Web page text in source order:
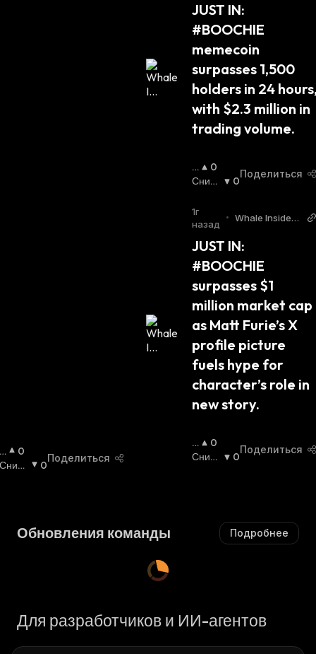
0
0
Поделиться
Ю
Щ
Й
С
Я
JUST IN:
#BOOCHIE
memecoin
surpasses 1,500
holders in 24
with $2.3 million in
trading volume.
П
О
Ы
Ш
Ю
Щ
Й
С
Я
0
Сниж
Йся
0
Поделиться
1г
назад
•
Whale Insider
JUST IN:
#BOOCHIE
surpasses $1
million market cap
as Matt Furie’s X
profile picture
fuels hype for
character’s role in
new story.
П
О
:
0
Сниж
0
Поделиться
Обновления команды Подробнее
Для разработчиков и ИИ-агентов